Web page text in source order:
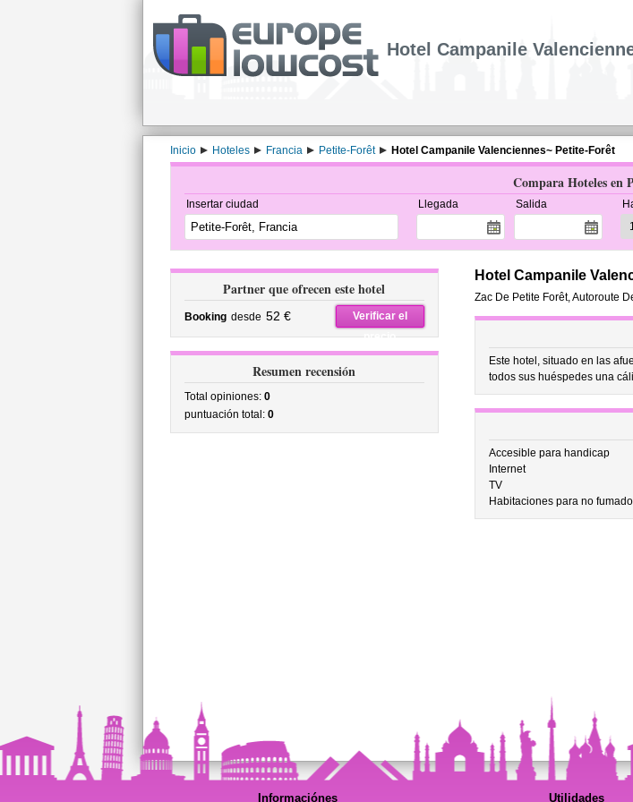
Hotel Campanile
Inicio Hoteles Francia Petite-Forêt Hotel Campanile Valenciennes~ Petite-Forêt
Compara Hoteles en
Insertar ciudad Llegada Salida
Partner que ofrecen este hotel
Booking desde 52 €
Verificar el
precio
Resumen recensión
Total opiniones: 0
puntuación total: 0
Hotel Campanile
Zac De Petite Forêt, Autoroute
Este hotel, situado en las
todos sus huéspedes una
Accesible para handicap
Internet
TV
Habitaciones para no
Informaciónes Utilidades